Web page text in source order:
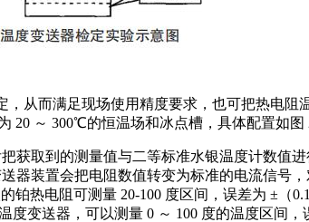
从而满足现场使用精度要求，也可把热电阻
～ 300℃的恒温场和冰点槽，具体配置如图
取到的测量值与二等标准水银温度计数值
器装置会把电阻数值转变为标准的电流信号
热电阻可测量 20-100 度区间，误差为 ±（
度变送器，可以测量 0 ～ 100 度的温度区间